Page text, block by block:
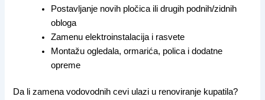
Postavljanje novih pločica ili drugih podnih/zidnih
obloga
Zamenu elektroinstalacija i rasvete
Montažu ogledala, ormarića, polica i dodatne
opreme
Da li zamena vodovodnih cevi ulazi u renoviranje kupatila?